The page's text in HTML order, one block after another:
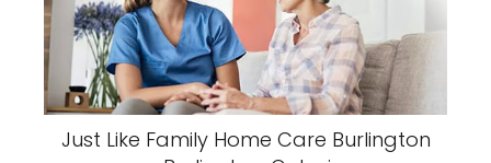
Just Like Family Home Care Burlington